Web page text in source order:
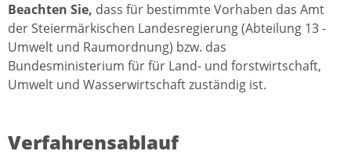
Beachten Sie, dass für bestimmte Vorhaben das Amt
der Steiermärkischen Landesregierung (Abteilung 13 -
Umwelt und Raumordnung) bzw. das
Bundesministerium für für Land- und forstwirtschaft,
Umwelt und Wasserwirtschaft zuständig ist.
Verfahrensablauf